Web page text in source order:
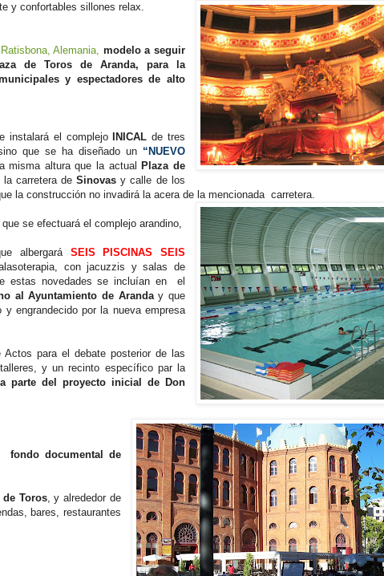
y confortables sillones relax.
Alemania, modelo a seguir
de Toros de Aranda, para la
y espectadores de alto
instalará el complejo INICALde tres
que se ha diseñado un “NUEVO
misma altura que la actual Plaza de
la carretera deSinovasy calle de los
la construcción no invadirá la acera de la mencionada carretera.
se efectuará el complejo arandino,
albergará SEIS PISCINAS SEIS
con jacuzzis y salas de
estas novedades se incluían en el
al Ayuntamiento de Aranday que
engrandecido por la nueva empresa
Actos para el debate posterior de las
y un recinto específico par la
parte del proyecto inicial de Don
fondo documental de
de Toros, y alrededor de
bares, restaurantes